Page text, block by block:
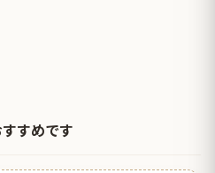
すめです